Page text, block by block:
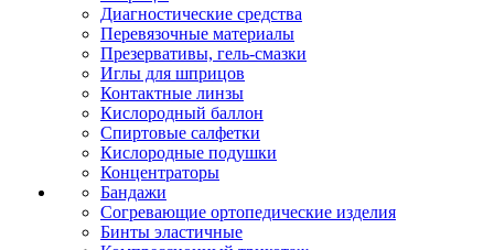
Диагностические средства
Перевязочные материалы
Презервативы, гель-смазки
Иглы для шприцов
Контактные линзы
Кислородный баллон
Спиртовые салфетки
Кислородные подушки
Концентраторы
Бандажи
Согревающие ортопедические изделия
Бинты эластичные